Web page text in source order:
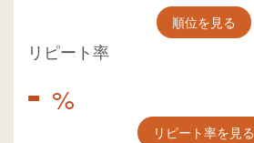
順位を見る
リピート率
- %
リピート率を見る